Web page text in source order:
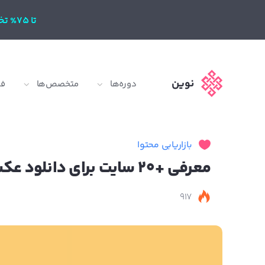
تا 75% تخفیف
نوین دوره‌ها متخصص‌ها
بازاریابی محتوا
معرفی +20 سایت برای دانلود عکس‌های رایگان اما با کیفیت
917